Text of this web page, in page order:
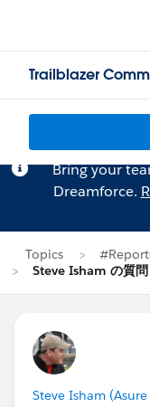
Trailblazer
Bring your
Dreamforce.
Topics
Steve Isham の質問
Steve Isham